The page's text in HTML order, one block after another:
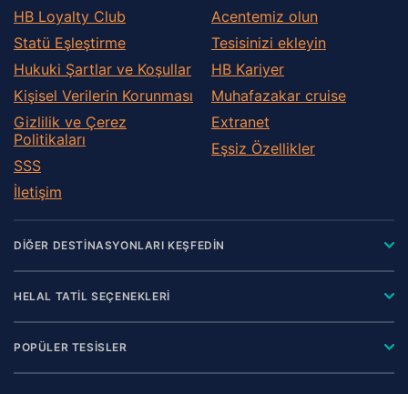
HB Loyalty Club
Statü Eşleştirme
Hukuki Şartlar ve Koşullar
Kişisel Verilerin Korunması
Gizlilik ve Çerez
Politikaları
SSS
İletişim
Acentemiz olun
Tesisinizi ekleyin
HB Kariyer
Muhafazakar сruise
Extranet
Eşsiz Özellikler
DİĞER DESTİNASYONLARI KEŞFEDİN
HELAL TATİL SEÇENEKLERİ
POPÜLER TESİSLER